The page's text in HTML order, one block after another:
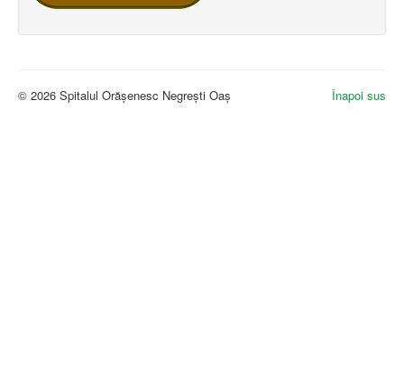
Înapoi sus
© 2026 Spitalul Orășenesc Negrești Oaș